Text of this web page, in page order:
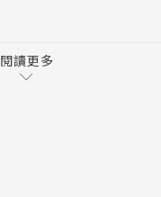
閱讀更多